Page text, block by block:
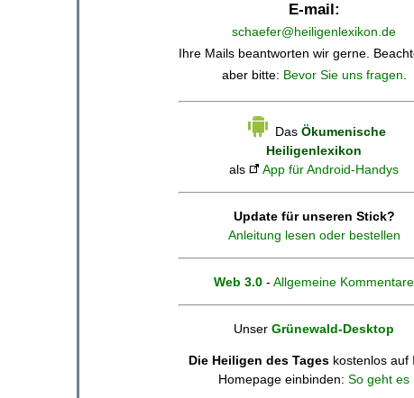
E-mail:
schaefer@heiligenlexikon.de
Ihre Mails beantworten wir gerne.
aber bitte: Bevor Sie uns fragen.
Das Ökumenische
Heiligenlexikon
als
App für Android-Handys
Update für unseren Stick?
Anleitung lesen oder bestellen
Web 3.0 - Allgemeine Kommentare
Unser Grünewald-Desktop
Die Heiligen des Tages kostenlos auf
Homepage einbinden: So geht es